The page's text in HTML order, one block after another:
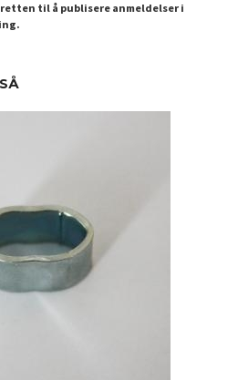
til å publisere anmeldelser i